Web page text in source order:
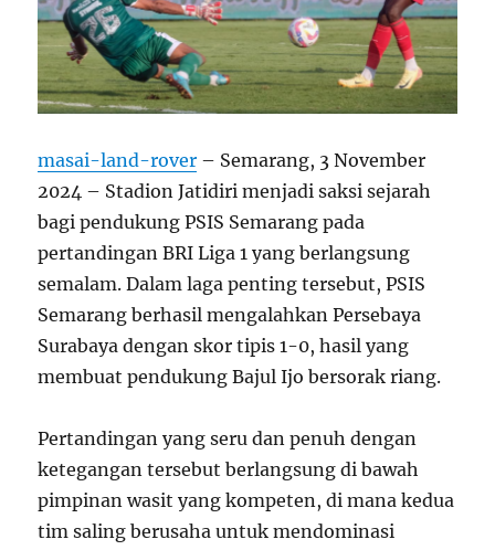
masai-land-rover – Semarang, 3 November
2024 – Stadion Jatidiri menjadi saksi sejarah
bagi pendukung PSIS Semarang pada
pertandingan BRI Liga 1 yang berlangsung
semalam. Dalam laga penting tersebut, PSIS
Semarang berhasil mengalahkan Persebaya
Surabaya dengan skor tipis 1-0, hasil yang
membuat pendukung Bajul Ijo bersorak riang.
Pertandingan yang seru dan penuh dengan
ketegangan tersebut berlangsung di bawah
pimpinan wasit yang kompeten, di mana kedua
tim saling berusaha untuk mendominasi